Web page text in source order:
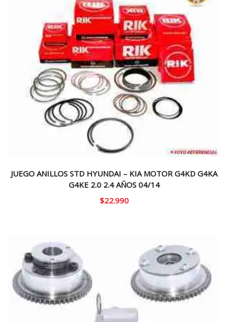
JUEGO ANILLOS STD HYUNDAI – KIA MOTOR G4KD G4KA
G4KE 2.0 2.4 AÑOS 04/14
$22.990